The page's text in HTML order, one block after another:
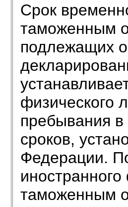
Срок
таможенным
подлежащих
физического
пребывания
сроков,
Федерации.
таможенным